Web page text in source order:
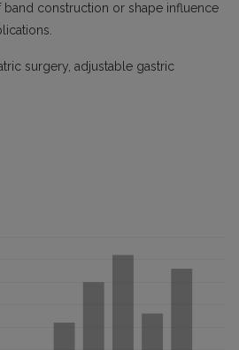
construction or shape influence
surgery, adjustable gastric